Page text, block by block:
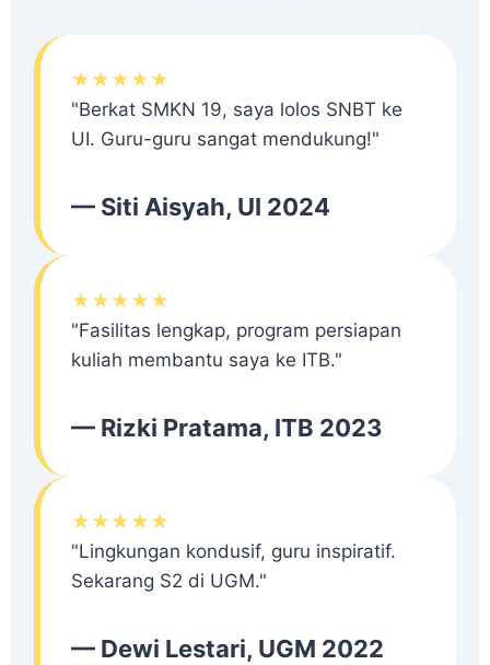
★★★★★
"Berkat SMKN 19, saya lolos SNBT ke
UI. Guru-guru sangat mendukung!"
— Siti Aisyah, UI 2024
★★★★★
"Fasilitas lengkap, program persiapan
kuliah membantu saya ke ITB."
— Rizki Pratama, ITB 2023
★★★★★
"Lingkungan kondusif, guru inspiratif.
Sekarang S2 di UGM."
— Dewi Lestari, UGM 2022